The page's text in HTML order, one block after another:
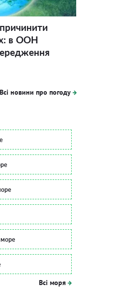
в ООН
Всі новини про погоду
Всі моря